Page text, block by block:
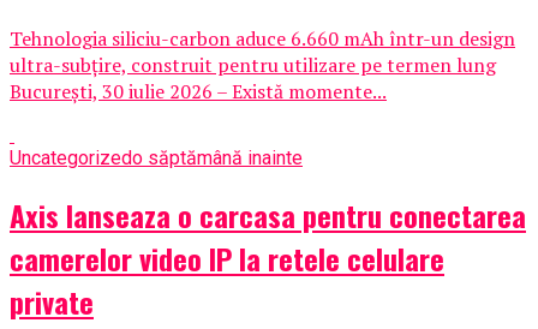
Tehnologia siliciu-carbon aduce 6.660 mAh într-un design
ultra-subțire, construit pentru utilizare pe termen lung
București, 30 iulie 2026 – Există momente...
Uncategorizedo săptămână inainte
Axis lanseaza o carcasa pentru conectarea
camerelor video IP la retele celulare
private